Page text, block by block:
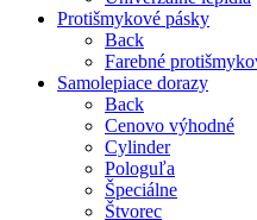
Protišmykové pásky
Back
Farebné
Samolepiace dorazy
Back
Cenovo výhodné
Cylinder
Pologuľa
Špeciálne
Štvorec